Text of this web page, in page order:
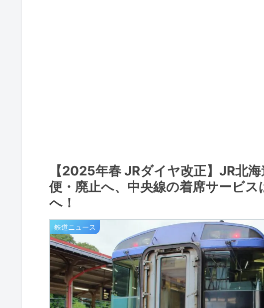
【2025年春 JRダイヤ改正】JR北
便・廃止へ、中央線の着席サービ
へ！
鉄道ニュース